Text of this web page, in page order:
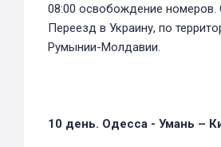
08:00 освобождение номеров.
Переезд в Украину, по
Румынии-Молдавии.
10 день. Одесса - Умань –